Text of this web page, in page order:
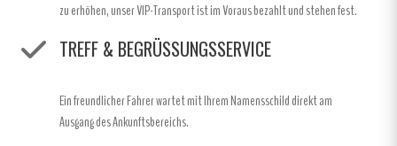
zu erhöhen, unser VIP-Transport ist im Voraus bezahlt und stehen fest.
TREFF & BEGRÜSSUNGSSERVICE
Ein freundlicher Fahrer wartet mit Ihrem Namensschild direkt am
Ausgang des Ankunftsbereichs.